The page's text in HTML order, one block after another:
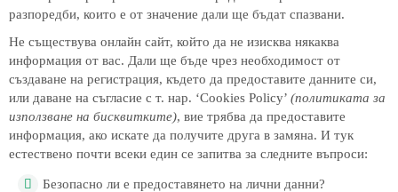
разпоредби, които е от значение дали ще бъдат спазвани.
Не съществува онлайн сайт, който да не изисква някаква
информация от вас. Дали ще бъде чрез необходимост от
създаване на регистрация, където да предоставите данните си,
или даване на съгласие с т. нар. ‘Cookies Policy’ (политиката за
използване на бисквитките), вие трябва да предоставите
информация, ако искате да получите друга в замяна. И тук
естествено почти всеки един се запитва за следните въпроси:
Безопасно ли е предоставянето на лични данни?